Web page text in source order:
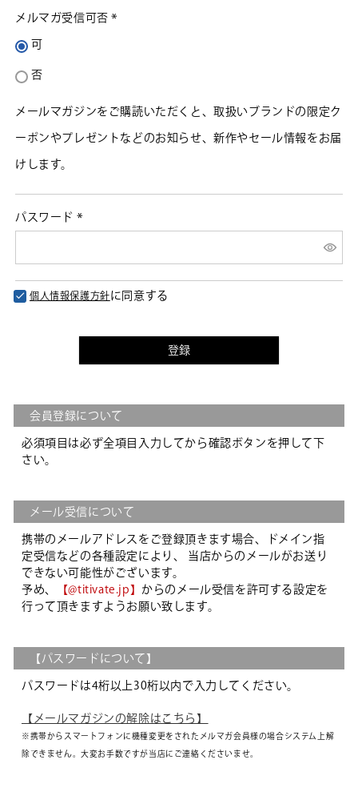
メルマガ受信可否
可
否
メールマガジンをご購読いただくと、取扱いブランドの限定ク
ーポンやプレゼントなどのお知らせ、新作やセール情報をお届
けします。
パスワード
須)
個人情報保護方針に同意する
登録
会員登録について
必須項目は必ず全項目入力してから確認ボタンを押して下
さい。
メール受信について
携帯のメールアドレスをご登録頂きます場合、ドメイン指
定受信などの各種設定により、 当店からのメールがお送り
できない可能性がございます。
予め、
【@titivate.jp】 からのメール受信を許可する設定を
行って頂きますようお願い致します。
【パスワードについて】
パスワードは4桁以上30桁以内で入力してください。
【メールマガジンの解除はこちら】
※携帯からスマートフォンに機種変更をされたメルマガ会員様の場合システム上解
除できません。大変お手数ですが当店にご連絡くださいませ。